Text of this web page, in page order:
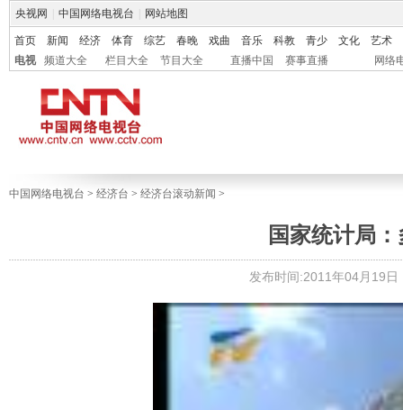
央视网 中国网络电视台 网站地图
首页 新闻 经济 体育 综艺 春晚 戏曲 音乐 科教 青少 文化
艺术
电视
频道大全 栏目大全 节目大全 直播中国 赛事直播 网络
中国网络电视台 > 经济台 > 经济台滚动新闻 >
国家统计局
发布时间:2011年04月19